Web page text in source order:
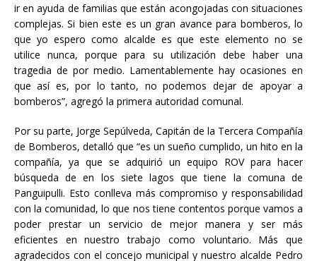
ir en ayuda de familias que están acongojadas con situaciones
complejas. Si bien este es un gran avance para bomberos, lo
que yo espero como alcalde es que este elemento no se
utilice nunca, porque para su utilización debe haber una
tragedia de por medio. Lamentablemente hay ocasiones en
que así es, por lo tanto, no podemos dejar de apoyar a
bomberos”, agregó la primera autoridad comunal.
Por su parte, Jorge Sepúlveda, Capitán de la Tercera Compañía
de Bomberos, detalló que “es un sueño cumplido, un hito en la
compañía, ya que se adquirió un equipo ROV para hacer
búsqueda de en los siete lagos que tiene la comuna de
Panguipulli. Esto conlleva más compromiso y responsabilidad
con la comunidad, lo que nos tiene contentos porque vamos a
poder prestar un servicio de mejor manera y ser más
eficientes en nuestro trabajo como voluntario. Más que
agradecidos con el concejo municipal y nuestro alcalde Pedro